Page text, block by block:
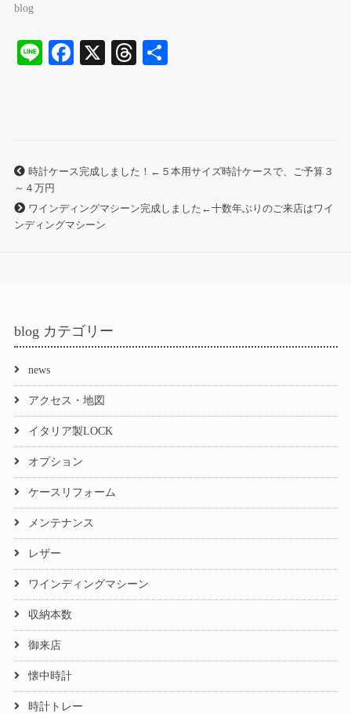
blog
Li
Fa
X
T
時計ケース完成しました！←５本用サイズ時計ケースで、ご予算３
～４万円
ワインディングマシーン完成しました←十数年ぶりのご来店はワイ
ンディングマシーン
blog カテゴリー
news
アクセス・地図
イタリア製LOCK
オプション
ケースリフォーム
メンテナンス
レザー
ワインディングマシーン
収納本数
御来店
懐中時計
時計トレー